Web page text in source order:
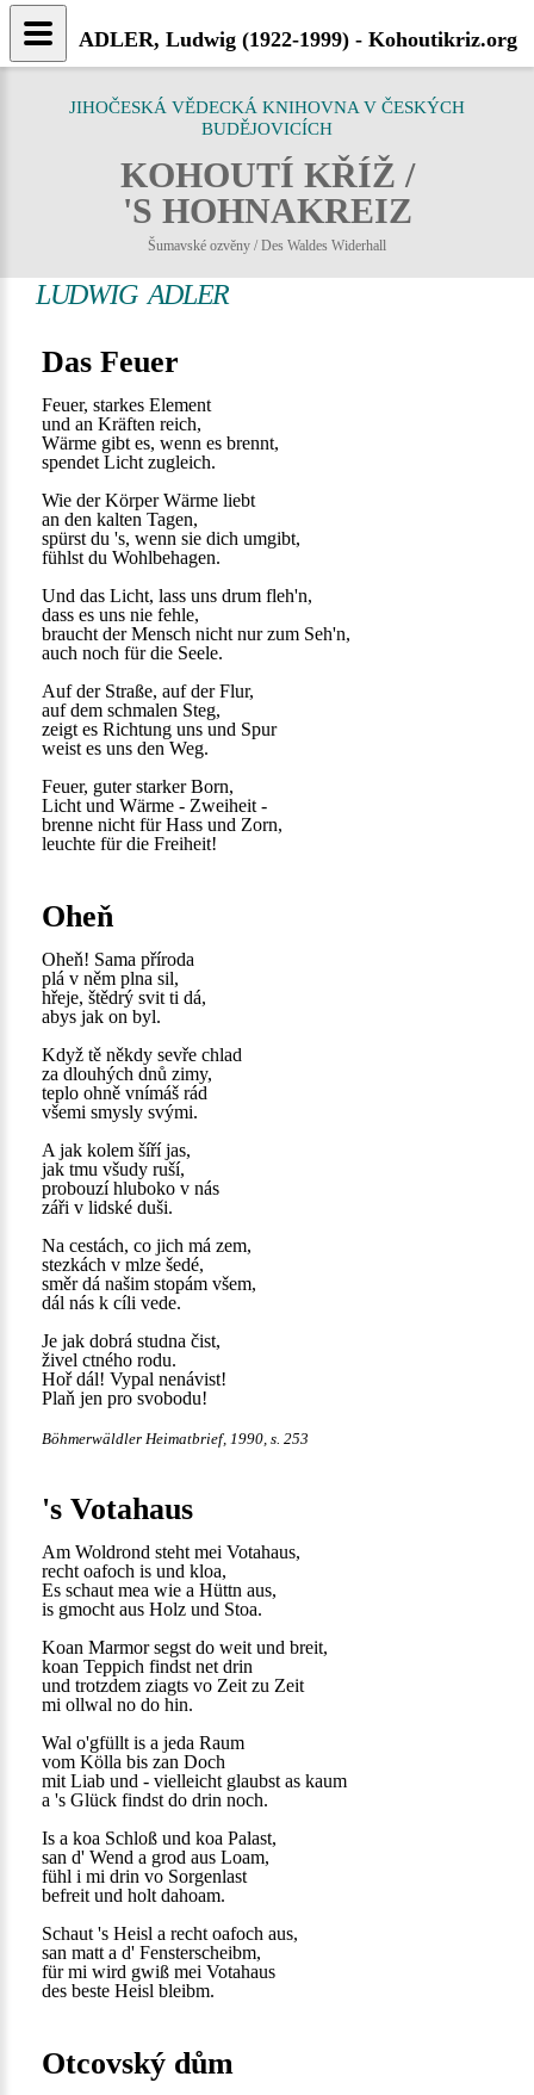
JIHOČESKÁ VĚDECKÁ KNIHOVNA V ČESKÝCH
BUDĚJOVICÍCH
KOHOUTÍ KŘÍŽ /
'S HOHNAKREIZ
Šumavské ozvěny / Des Waldes Widerhall
LUDWIG ADLER
Das Feuer
Feuer, starkes Element
und an Kräften reich,
Wärme gibt es, wenn es brennt,
spendet Licht zugleich.
Wie der Körper Wärme liebt
an den kalten Tagen,
spürst du 's, wenn sie dich umgibt,
fühlst du Wohlbehagen.
Und das Licht, lass uns drum fleh'n,
dass es uns nie fehle,
braucht der Mensch nicht nur zum Seh'n,
auch noch für die Seele.
Auf der Straße, auf der Flur,
auf dem schmalen Steg,
zeigt es Richtung uns und Spur
weist es uns den Weg.
Feuer, guter starker Born,
Licht und Wärme - Zweiheit -
brenne nicht für Hass und Zorn,
leuchte für die Freiheit!
Oheň
Oheň! Sama příroda
plá v něm plna sil,
hřeje, štědrý svit ti dá,
abys jak on byl.
Když tě někdy sevře chlad
za dlouhých dnů zimy,
teplo ohně vnímáš rád
všemi smysly svými.
A jak kolem šíří jas,
jak tmu všudy ruší,
probouzí hluboko v nás
záři v lidské duši.
Na cestách, co jich má zem,
stezkách v mlze šedé,
směr dá našim stopám všem,
dál nás k cíli vede.
Je jak dobrá studna čist,
živel ctného rodu.
Hoř dál! Vypal nenávist!
Plaň jen pro svobodu!
Böhmerwäldler Heimatbrief, 1990, s. 253
's Votahaus
Am Woldrond steht mei Votahaus,
recht oafoch is und kloa,
Es schaut mea wie a Hüttn aus,
is gmocht aus Holz und Stoa.
Koan Marmor segst do weit und breit,
koan Teppich findst net drin
und trotzdem ziagts vo Zeit zu Zeit
mi ollwal no do hin.
Wal o'gfüllt is a jeda Raum
vom Kölla bis zan Doch
mit Liab und - vielleicht glaubst as kaum
a 's Glück findst do drin noch.
Is a koa Schloß und koa Palast,
san d' Wend a grod aus Loam,
fühl i mi drin vo Sorgenlast
befreit und holt dahoam.
Schaut 's Heisl a recht oafoch aus,
san matt a d' Fensterscheibm,
für mi wird gwiß mei Votahaus
des beste Heisl bleibm.
Otcovský dům
ADLER, Ludwig (1922-1999) - Kohoutikriz.org